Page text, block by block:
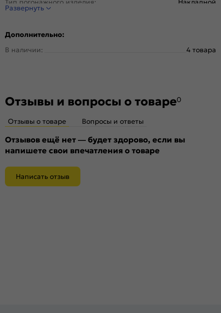
Тип погонажного изделия:
Накладной
Развернуть
Дополнительно:
В наличии:
4 товара
Отзывы и вопросы о товаре0
Отзывы о товаре Вопросы и ответы
Отзывов ещё нет — будет здорово, если вы
напишете свои впечатления о товаре
Написать отзыв